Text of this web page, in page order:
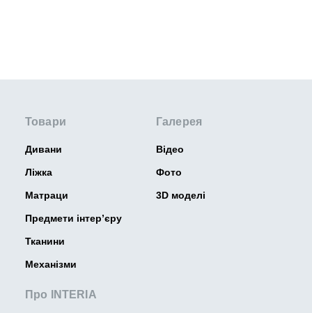
Товари
Дивани
Ліжка
Матраци
Предмети інтер’єру
Тканини
Механізми
Про INTERIA
Галерея
Відео
Фото
3D моделі